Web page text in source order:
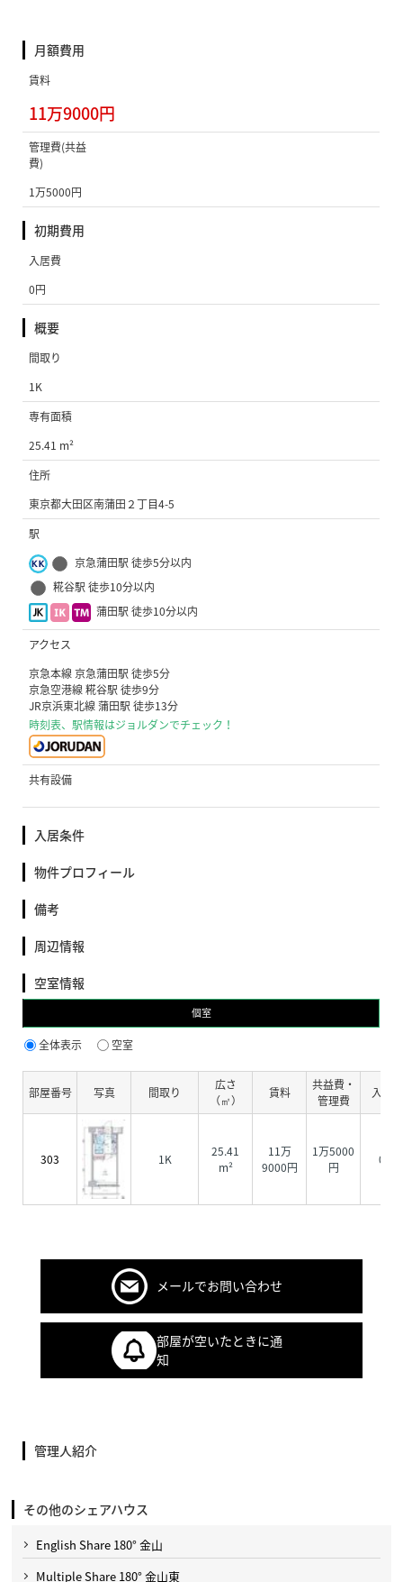
月額費用
賃料
11万9000円
管理費(共益
費)
1万5000円
初期費用
入居費
0円
概要
間取り
1K
専有面積
25.41 m²
住所
東京都大田区南蒲田２丁目4-5
駅
京急蒲田駅 徒歩5分以内
糀谷駅 徒歩10分以内
蒲田駅 徒歩10分以内
アクセス
京急本線 京急蒲田駅 徒歩5分
京急空港線 糀谷駅 徒歩9分
JR京浜東北線 蒲田駅 徒歩13分
時刻表、駅情報はジョルダンでチェック！
共有設備
入居条件
物件プロフィール
備考
周辺情報
空室情報
個室
全体表示 空室
部屋番号 写真 間取り
広さ
（㎡）
賃料
共益費・
管理費
入居費
303 1K
25.41
m²
11万
9000円
1万5000
円
0円
メールでお問い合わせ
部屋が空いたときに通
知
管理人紹介
その他のシェアハウス
English Share 180° 金山
Multiple Share 180° 金山東